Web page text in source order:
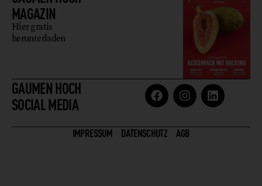
MAGAZIN
Hier gratis
herunterladen
GAUMEN HOCH
SOCIAL MEDIA
IMPRESSUM DATENSCHUTZ AGB